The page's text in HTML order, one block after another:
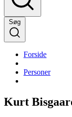
Søg
Forside
Personer
Kurt